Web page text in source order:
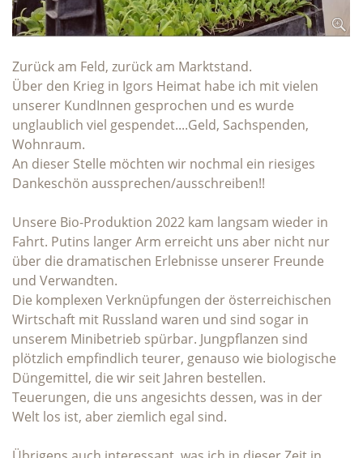
Zurück am Feld, zurück am Marktstand.
Über den Krieg in Igors Heimat habe ich mit vielen
unserer KundInnen gesprochen und es wurde
unglaublich viel gespendet....Geld, Sachspenden,
Wohnraum.
An dieser Stelle möchten wir nochmal ein riesiges
Dankeschön aussprechen/ausschreiben!!
Unsere Bio-Produktion 2022 kam langsam wieder in
Fahrt. Putins langer Arm erreicht uns aber nicht nur
über die dramatischen Erlebnisse unserer Freunde
und Verwandten.
Die komplexen Verknüpfungen der österreichischen
Wirtschaft mit Russland waren und sind sogar in
unserem Minibetrieb spürbar. Jungpflanzen sind
plötzlich empfindlich teurer, genauso wie biologische
Düngemittel, die wir seit Jahren bestellen.
Teuerungen, die uns angesichts dessen, was in der
Welt los ist, aber ziemlich egal sind.